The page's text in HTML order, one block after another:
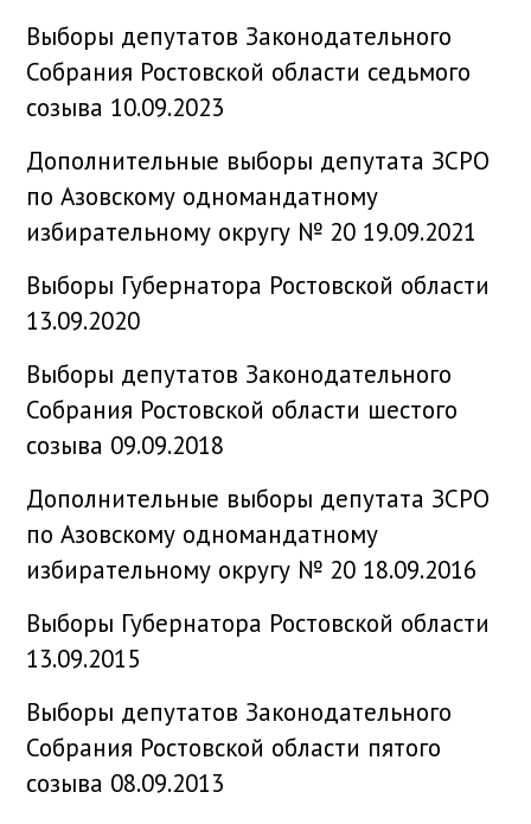
Выборы депутатов Законодательного
Собрания Ростовской области седьмого
созыва 10.09.2023
Дополнительные выборы депутата ЗСРО
по Азовскому одномандатному
избирательному округу № 20 19.09.2021
Выборы Губернатора Ростовской области
13.09.2020
Выборы депутатов Законодательного
Собрания Ростовской области шестого
созыва 09.09.2018
Дополнительные выборы депутата ЗСРО
по Азовскому одномандатному
избирательному округу № 20 18.09.2016
Выборы Губернатора Ростовской области
13.09.2015
Выборы депутатов Законодательного
Собрания Ростовской области пятого
созыва 08.09.2013